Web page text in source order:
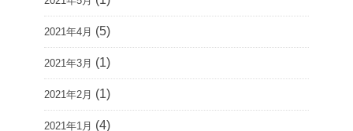
2021年4月 (5)
2021年3月 (1)
2021年2月 (1)
2021年1月 (4)